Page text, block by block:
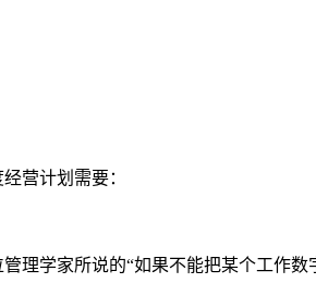
营计划需要：
学家所说的“如果不能把某个工作数